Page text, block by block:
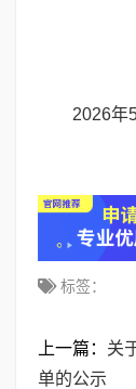
2026年
标签：
上一篇： 关
单的公示